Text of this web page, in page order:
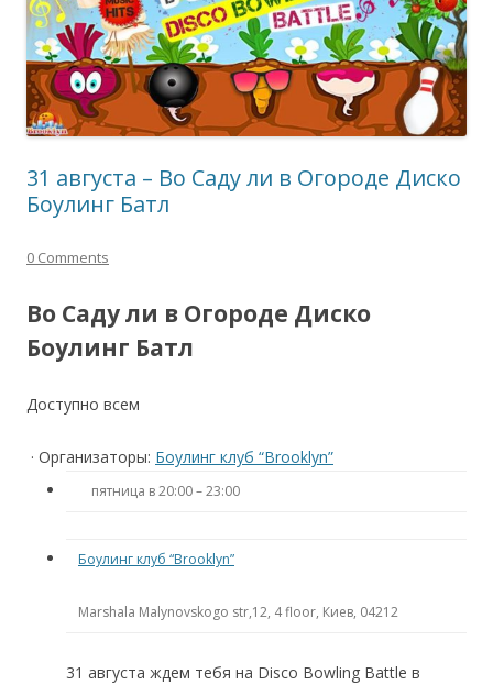
31 августа – Во Саду ли в Огороде Диско
Боулинг Батл
0 Comments
Во Саду ли в Огороде Диско
Боулинг Батл
Доступно всем
· Организаторы: Боулинг клуб “Brooklyn”
пятница в 20:00 – 23:00
Боулинг клуб “Brooklyn”
Marshala Malynovskogo str,12, 4 floor, Киев, 04212
31 августа ждем тебя на Disco Bowling Battle в